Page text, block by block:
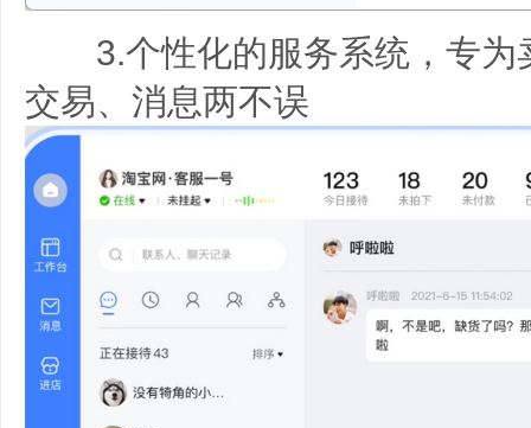
3.个性化的服务系统，专为
交易、消息两不误